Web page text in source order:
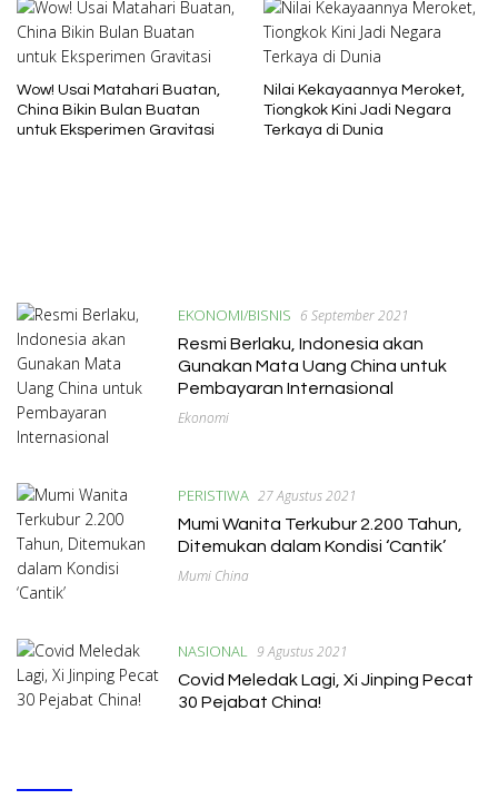
Wow! Usai Matahari Buatan,
China Bikin Bulan Buatan
untuk Eksperimen Gravitasi
Nilai Kekayaannya Meroket,
Tiongkok Kini Jadi Negara
Terkaya di Dunia
EKONOMI/BISNIS 6 September 2021
Resmi Berlaku, Indonesia akan
Gunakan Mata Uang China untuk
Pembayaran Internasional
Ekonomi
PERISTIWA 27 Agustus 2021
Mumi Wanita Terkubur 2.200 Tahun,
Ditemukan dalam Kondisi ‘Cantik’
Mumi China
NASIONAL 9 Agustus 2021
Covid Meledak Lagi, Xi Jinping Pecat
30 Pejabat China!